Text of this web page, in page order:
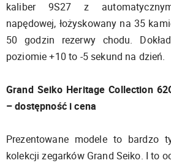
kaliber 9S27 z
napędowej, łożyskowany na 35
50 godzin rezerwy chodu.
poziomie +10 to -5 sekund na dzień.
Grand Seiko Heritage Collection
– dostępność i cena
Prezentowane modele to bardzo
kolekcji zegarków Grand Seiko. I to